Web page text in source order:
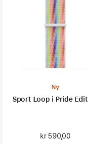
Ny
Sport Loop i Pride
kr 590,00